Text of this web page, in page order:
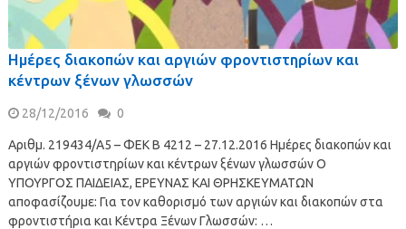
Ημέρες διακοπών και αργιών φροντιστηρίων και
κέντρων ξένων γλωσσών
28/12/2016 0
Αριθμ. 219434/Α5 – ΦΕΚ B 4212 – 27.12.2016 Ημέρες διακοπών και
αργιών φροντιστηρίων και κέντρων ξένων γλωσσών Ο
ΥΠΟΥΡΓΟΣ ΠΑΙΔΕΙΑΣ, ΕΡΕΥΝΑΣ ΚΑΙ ΘΡΗΣΚΕΥΜΑΤΩΝ
αποφασίζουμε: Για τον καθορισμό των αργιών και διακοπών στα
φροντιστήρια και Κέντρα Ξένων Γλωσσών: …